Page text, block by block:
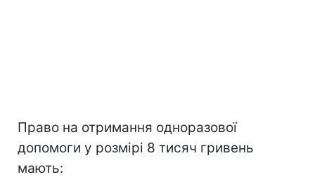
Право на отримання одноразової
допомоги у розмірі 8 тисяч гривень
мають: